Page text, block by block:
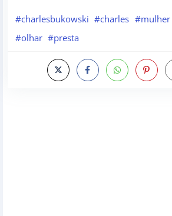
#charlesbukowski #charles #mulher
#olhar #presta